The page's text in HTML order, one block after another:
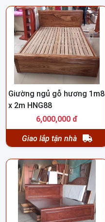
Giường ngủ gỗ hương 1m8
x 2m HNG88
6,000,000 đ
Giao lắp tận nhà